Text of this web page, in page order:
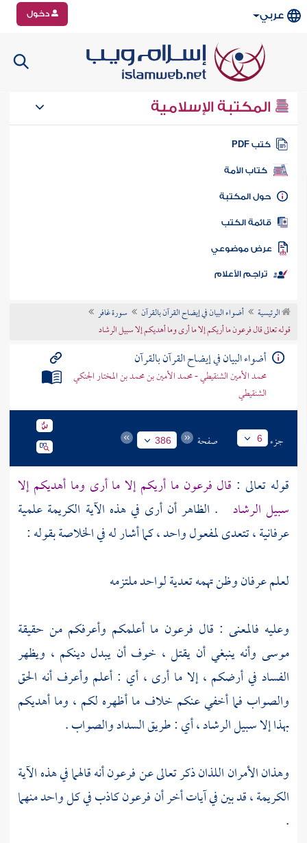
عربي دخول
المكتبة الإسلامية
كتب PDF
كتاب الأمة
المكتبة
الكتب
موضوعي
تراجم الأعلام
الرئيسية أضواء البيان في إيضاح القرآن بالقرآن
سورة غافر
قوله تعالى قال فرعون ما أريكم إلا ما أرى وما أهديكم إلا سبيل الرشاد
أضواء البيان في إيضاح القرآن بالقرآن
محمد الأمين الشنقيطي - محمد الأمين بن محمد بن المختار الجنكي
الشنقيطي
جزء 6 صفحة 386
قوله تعالى : قال فرعون ما أريكم إلا ما أرى وما أهديكم إلا
سبيل الرشاد . الظاهر أن أرى في هذه الآية الكريمة علمية
عرفانية ، تتعدى لمفعول واحد ، كما أشار له في الخلاصة بقوله :
لعلم عرفان وظن تهمه تعدية لواحد ملتزمه
وعليه فالمعنى : قال فرعون ما أعلمكم وأعرفكم من حقيقة
موسى وأنه ينبغي أن يقتل ، خوف أن يبدل دينكم ، ويظهر
الفساد في أرضكم ، إلا ما أرى ، أي : أعلم وأعرف أنه الحق
والصواب فما أخفي عنكم خلاف ما أظهره لكم ، وما أهديكم
بهذا إلا سبيل الرشاد ، أي : طريق السداد والصواب .
وهذان الأمران اللذان ذكر تعالى عنفرعونأنه قالهما في هذه الآية
الكريمة ، قد بين في آيات أخر أنفرعونكاذب في كل واحد منهما
.